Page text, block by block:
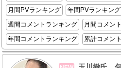
月間PVランキング
年間PVランキング
週間コメントランキング
月間コメン
年間コメントランキング
累計コメン